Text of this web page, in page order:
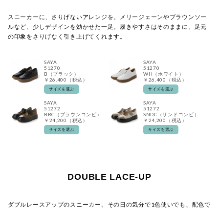
スニーカーに、さりげないアレンジを。メリージェーンやブラウンソー
ルなど、少しデザインを効かせた一足。履きやすさはそのままに、足元
の印象をさりげなく引き上げてくれます。
SAYA
51270
B（ブラック）
￥26,400（税込）
サイズを選ぶ
SAYA
51270
WH（ホワイト）
￥26,400（税込）
サイズを選ぶ
SAYA
51272
BRC（ブラウンコンビ）
￥24,200（税込）
サイズを選ぶ
SAYA
51272
SNDC（サンドコンビ）
￥24,200（税込）
サイズを選ぶ
DOUBLE LACE-UP
ダブルレースアップのスニーカー。その日の気分で1色使いでも、配色で